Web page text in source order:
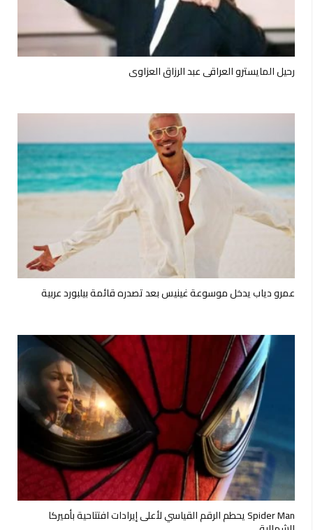
رحيل المايسترو العراقي عبد الرزاق العزاوي
عمرو دياب يدخل موسوعة غينيس بعد تصدره قائمة بيلبورد عربية
Spider Man يحطم الرقم القياسي لأعلى إيرادات افتتاحية بأميركا